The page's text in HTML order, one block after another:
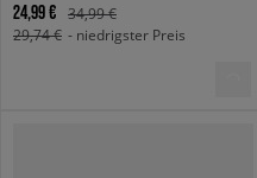
24,99 €
34,99 €
29,74 € - niedrigster Preis